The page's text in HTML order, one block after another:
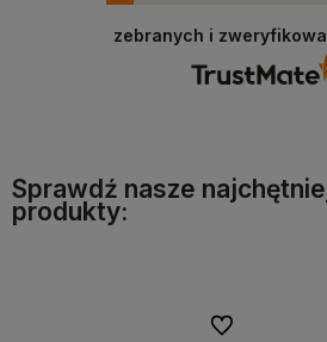
zebranych i
Sprawdź nasze
produkty:
Do ulubionych